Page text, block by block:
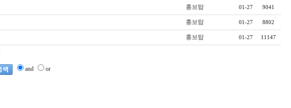
홍보탑 01-27 9041
홍보탑 01-27 8802
홍보탑 01-27 11147
and or